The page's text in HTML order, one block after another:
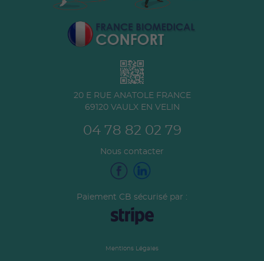
20 E RUE ANATOLE FRANCE
69120 VAULX EN VELIN
04 78 82 02 79
Nous contacter
Paiement CB sécurisé par :
Mentions Légales